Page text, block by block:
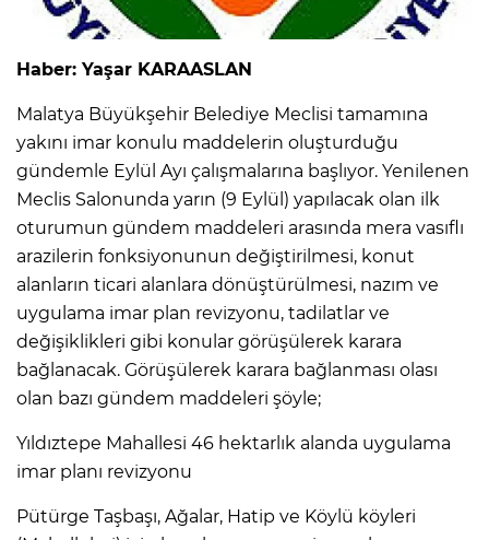
Haber: Yaşar KARAASLAN
Malatya Büyükşehir Belediye Meclisi tamamına
yakını imar konulu maddelerin oluşturduğu
gündemle Eylül Ayı çalışmalarına başlıyor. Yenilenen
Meclis Salonunda yarın (9 Eylül) yapılacak olan ilk
oturumun gündem maddeleri arasında mera vasıflı
arazilerin fonksiyonunun değiştirilmesi, konut
alanların ticari alanlara dönüştürülmesi, nazım ve
uygulama imar plan revizyonu, tadilatlar ve
değişiklikleri gibi konular görüşülerek karara
bağlanacak. Görüşülerek karara bağlanması olası
olan bazı gündem maddeleri şöyle;
Yıldıztepe Mahallesi 46 hektarlık alanda uygulama
imar planı revizyonu
Pütürge Taşbaşı, Ağalar, Hatip ve Köylü köyleri